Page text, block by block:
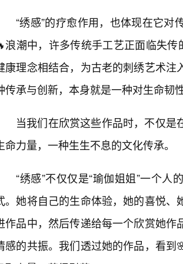
“绣感”的疗愈作用，也体现在它
浪潮中，许多传统手工艺正面临失
康理念相结合，为古老的刺绣艺术
传承与创新，本身就是一种对生命韧
当我们在欣赏这些作品时，不仅
命力量，一种生生不息的文化传承。
“绣感”不仅仅是“瑜伽姐姐”一个
。她将自己的生命体验，她的喜悦
作品中，然后传递给每一个欣赏她
感的共振。我们透过她的作品，看